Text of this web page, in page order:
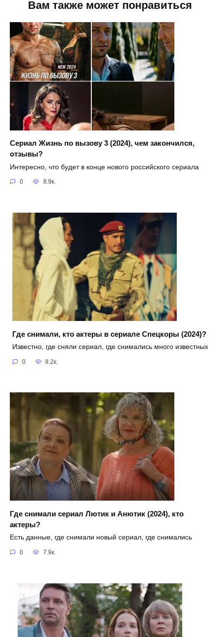
Вам также может понравиться
Сериал Жизнь по вызову 3 (2024), чем закончился,
отзывы?
Интересно, что будет в конце нового российского сериала
0 8.9к.
Где снимали, кто актеры в сериале Спецкоры (2024)?
Известно, где сняли сериал, где снимались много известных
0 8.2к.
Где снимали сериал Лютик и Анютик (2024), кто
актеры?
Есть данные, где снимали новый сериал, где снимались
0 7.9к.